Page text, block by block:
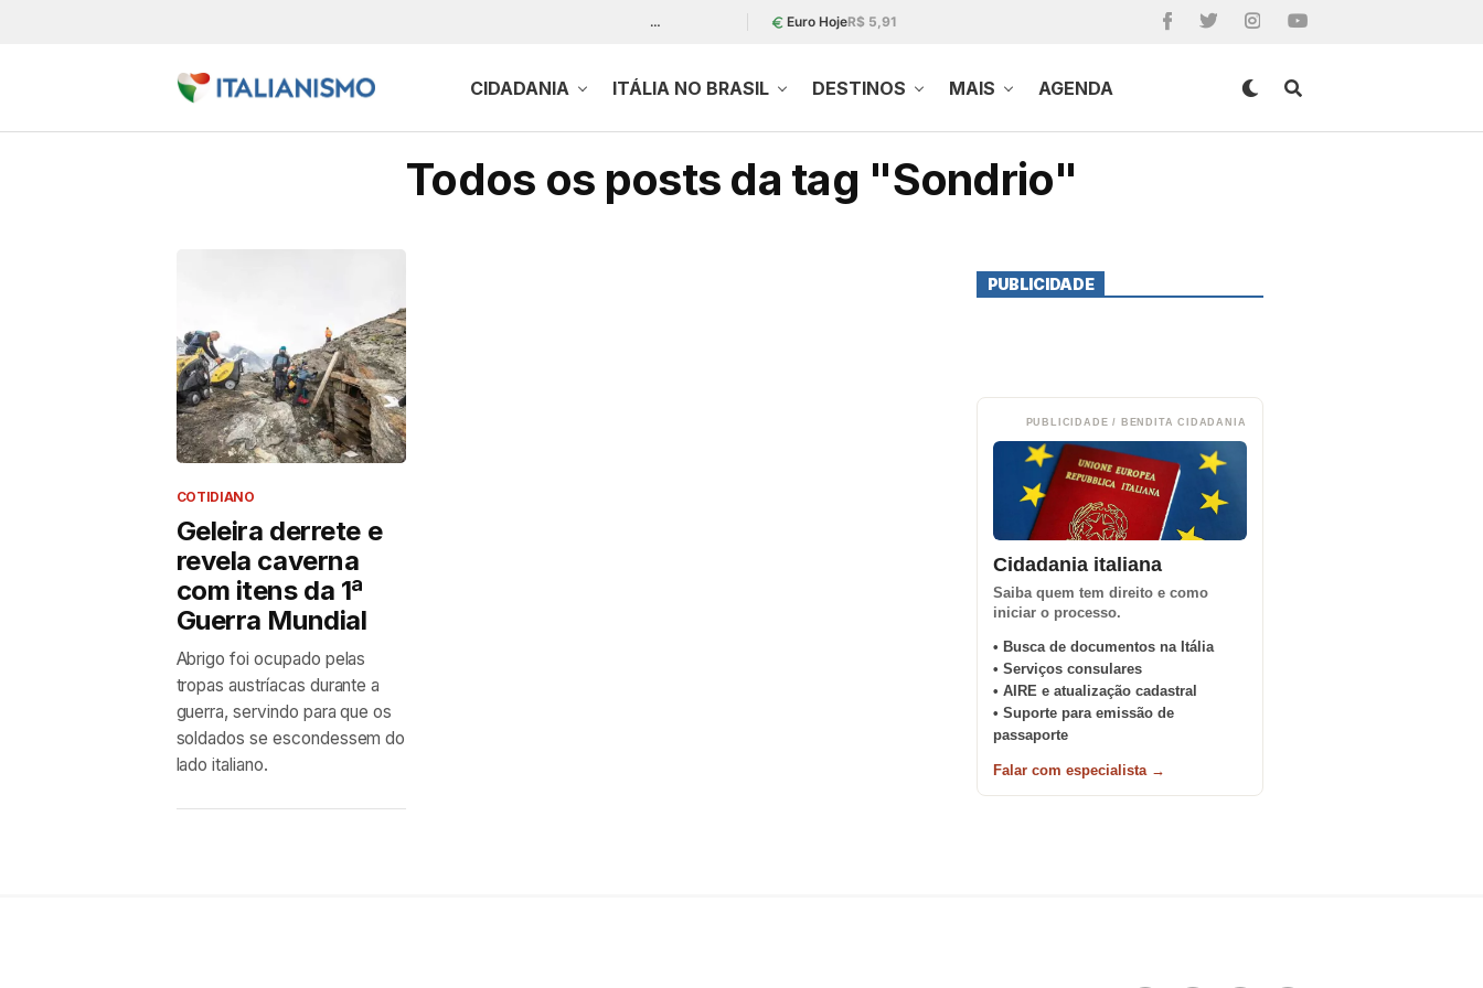
… Euro HojeR$ 5,91
CIDADANIA ITÁLIA NO BRASIL DESTINOS MAIS AGENDA
Todos os posts da tag "Sondrio"
COTIDIANO
Geleira derrete e
revela caverna
com itens da 1ª
Guerra Mundial
Abrigo foi ocupado pelas
tropas austríacas durante a
guerra, servindo para que os
soldados se escondessem do
lado italiano.
PUBLICIDADE
PUBLICIDADE / BENDITA CIDADANIA
Cidadania italiana
Saiba quem tem direito e como
iniciar o processo.
• Busca de documentos na Itália
• Serviços consulares
• AIRE e atualização cadastral
• Suporte para emissão de
passaporte
Falar com especialista →